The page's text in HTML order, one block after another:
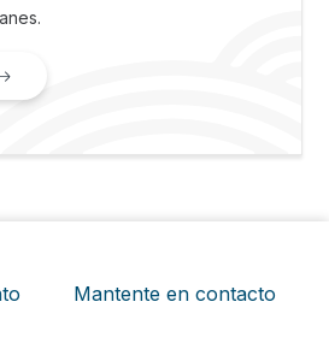
Mantente en contacto